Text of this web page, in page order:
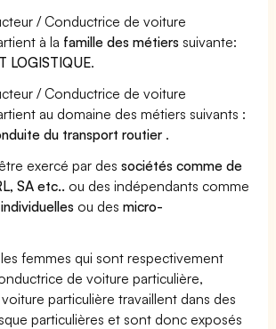
/ Conductrice de voiture
à la famille des métiers suivante:
LOGISTIQUE.
/ Conductrice de voiture
au domaine des métiers suivants :
du transport routier .
exercé par dessociétés comme de
SA etc.. ou des indépendants comme
ou desmicro-
femmes qui sont respectivement
de voiture particulière,
particulière travaillent dans des
particulières et sont donc exposés